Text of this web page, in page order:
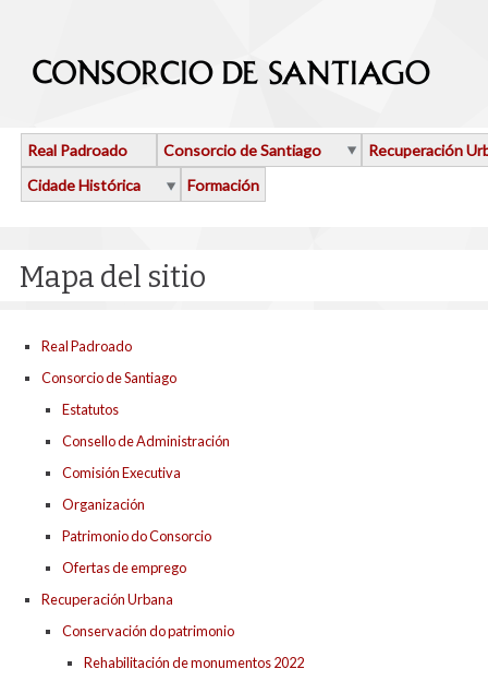
Real Padroado Consorcio de Santiago
Recuperación
Cidade Histórica
Formación
Mapa del sitio
Real Padroado
Consorcio de Santiago
Estatutos
Consello de Administración
Comisión Executiva
Organización
Patrimonio do Consorcio
Ofertas de emprego
Recuperación Urbana
Conservación do patrimonio
Rehabilitación de monumentos 2022